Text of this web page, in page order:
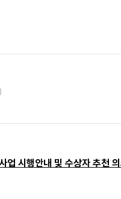
시행안내 및 수상자 추천